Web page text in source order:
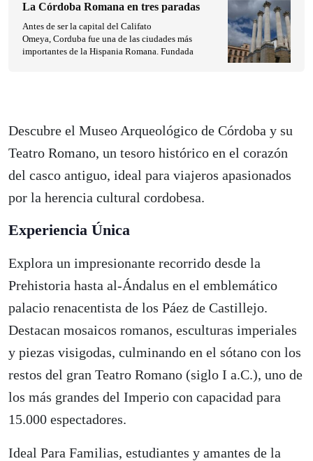
Descubre el Museo Arqueológico de Córdoba y su
Teatro Romano, un tesoro histórico en el corazón
del casco antiguo, ideal para viajeros apasionados
por la herencia cultural cordobesa.
Experiencia Única
Explora un impresionante recorrido desde la
Prehistoria hasta al-Ándalus en el emblemático
palacio renacentista de los Páez de Castillejo.
Destacan mosaicos romanos, esculturas imperiales
y piezas visigodas, culminando en el sótano con los
restos del gran Teatro Romano (siglo I a.C.), uno de
los más grandes del Imperio con capacidad para
15.000 espectadores.
Ideal Para Familias, estudiantes y amantes de la
La Córdoba Romana en tres paradas
Antes de ser la capital del Califato
Omeya, Corduba fue una de las ciudades más
importantes de la Hispania Romana. Fundada